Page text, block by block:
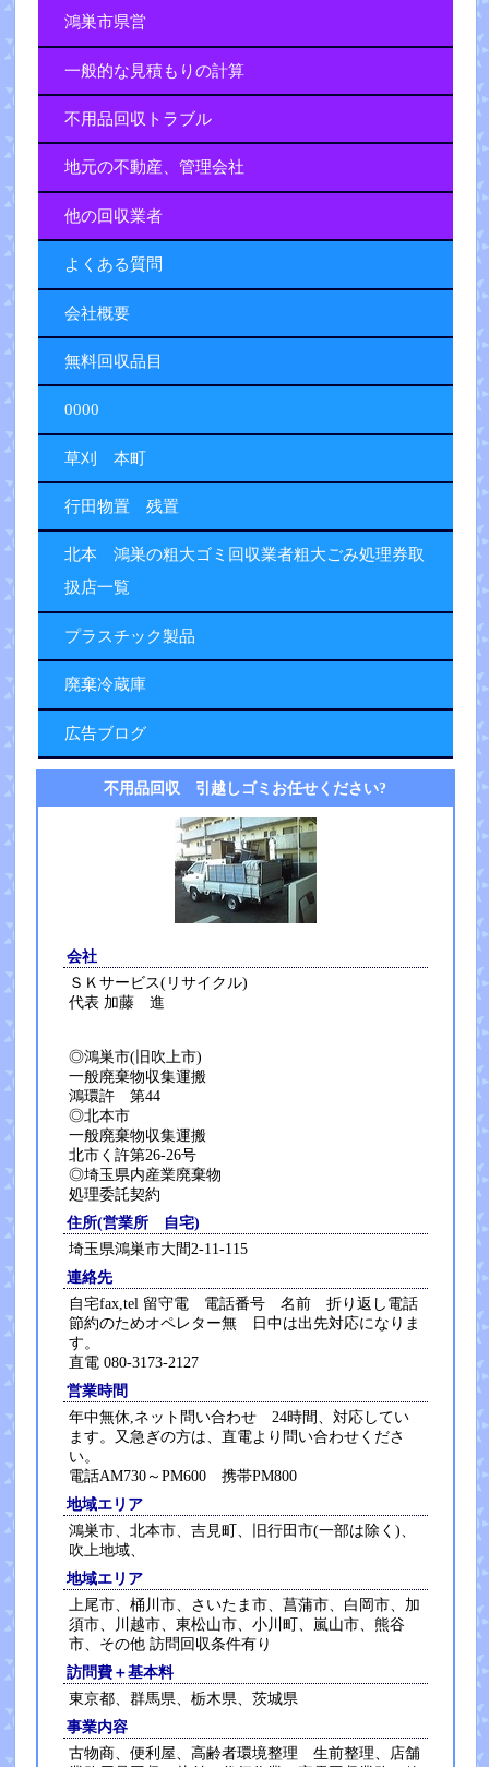
鴻巣市県営
一般的な見積もりの計算
不用品回収トラブル
地元の不動産、管理会社
他の回収業者
よくある質問
会社概要
無料回収品目
0000
草刈 本町
行田物置 残置
北本 鴻巣の粗大ゴミ回収業者粗大ごみ処理券取
扱店一覧
プラスチック製品
廃棄冷蔵庫
広告ブログ
不用品回収 引越しゴミお任せください?
会社
ＳＫサービス(リサイクル)
代表 加藤 進
◎鴻巣市(旧吹上市)
一般廃棄物収集運搬
鴻環許 第44
◎北本市
一般廃棄物収集運搬
北市く許第26-26号
◎埼玉県内産業廃棄物
処理委託契約
住所(営業所 自宅)
埼玉県鴻巣市大間2-11-115
連絡先
自宅fax,tel 留守電 電話番号 名前 折り返し電話
節約のためオペレター無 日中は出先対応になりま
す。
直電 080-3173-2127
営業時間
年中無休,ネット問い合わせ 24時間、対応してい
ます。又急ぎの方は、直電より問い合わせくださ
い。
電話AM730～PM600 携帯PM800
地域エリア
鴻巣市、北本市、吉見町、旧行田市(一部は除く)、
吹上地域、
地域エリア
上尾市、桶川市、さいたま市、菖蒲市、白岡市、加
須市、川越市、東松山市、小川町、嵐山市、熊谷
市、その他 訪問回収条件有り
訪問費＋基本料
東京都、群馬県、栃木県、茨城県
事業内容
古物商、便利屋、高齢者環境整理 生前整理、店舗